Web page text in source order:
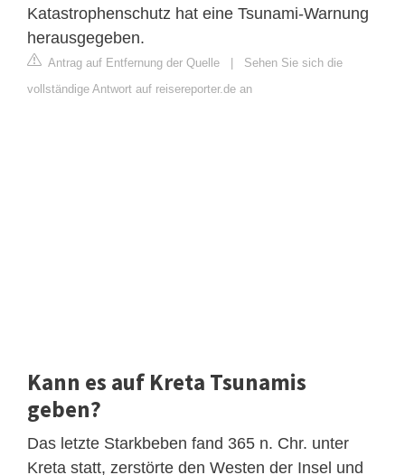
Katastrophenschutz hat eine Tsunami-Warnung
herausgegeben.
Antrag auf Entfernung der Quelle
Sehen Sie sich die
vollständige Antwort auf reisereporter.de an
Kann es auf Kreta Tsunamis
geben?
Das letzte Starkbeben fand 365 n. Chr. unter
Kreta statt, zerstörte den Westen der Insel und